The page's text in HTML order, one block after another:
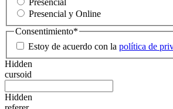
Presencial
Presencial y Online
Consentimiento*
Estoy de acuerdo con la política de
Hidden
cursoid
Hidden